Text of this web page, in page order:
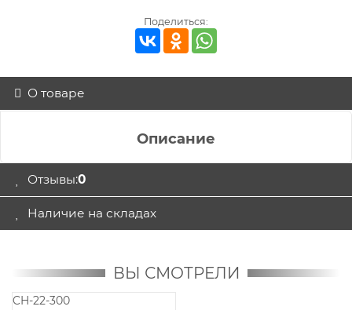
Поделиться:
О товаре
Описание
Отзывы:0
Наличие на складах
ВЫ СМОТРЕЛИ
CH-22-300